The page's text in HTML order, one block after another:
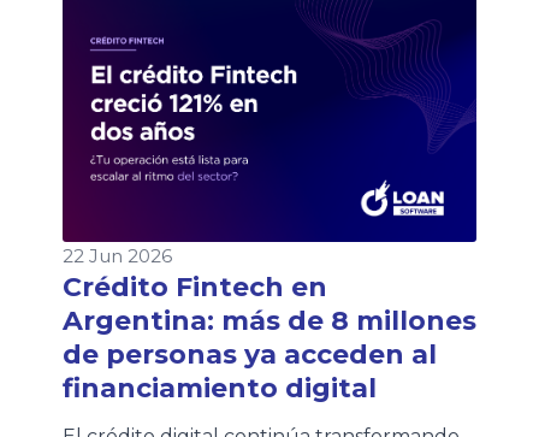
también en nuestra Wiki, donde
encontrarán siempre la versión vigente.
22 Jun 2026
Crédito Fintech en
Argentina: más de 8 millones
de personas ya acceden al
financiamiento digital